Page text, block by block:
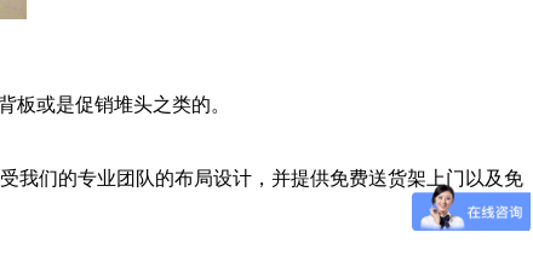
或是促销堆头之类的。
我们的专业团队的布局设计，并提供免费送货架上门以及免